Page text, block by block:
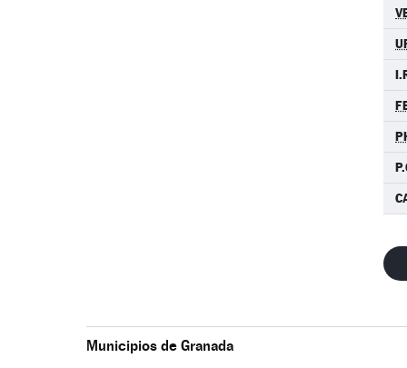
Municipios de Granada